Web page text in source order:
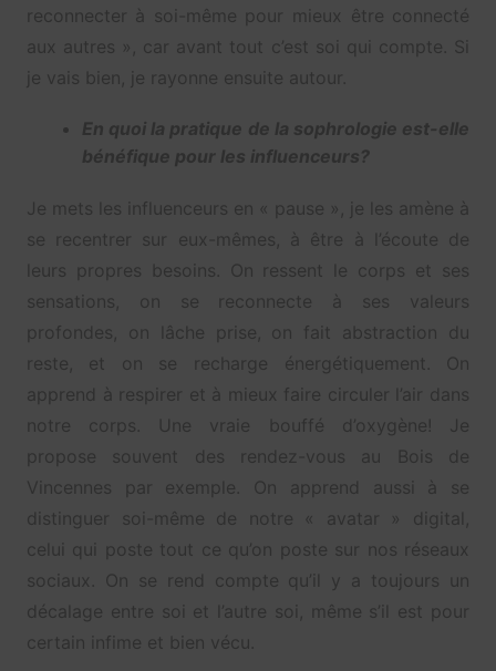
reconnecter à soi-même pour mieux être connecté
aux autres », car avant tout c’est soi qui compte. Si
je vais bien, je rayonne ensuite autour.
En quoi la pratique de la sophrologie est-elle
bénéfique pour les influenceurs?
Je mets les influenceurs en « pause », je les amène à
se recentrer sur eux-mêmes, à être à l’écoute de
leurs propres besoins. On ressent le corps et ses
sensations, on se reconnecte à ses valeurs
profondes, on lâche prise, on fait abstraction du
reste, et on se recharge énergétiquement. On
apprend à respirer et à mieux faire circuler l’air dans
notre corps. Une vraie bouffé d’oxygène! Je
propose souvent des rendez-vous au Bois de
Vincennes par exemple. On apprend aussi à se
distinguer soi-même de notre « avatar » digital,
celui qui poste tout ce qu’on poste sur nos réseaux
sociaux. On se rend compte qu’il y a toujours un
décalage entre soi et l’autre soi, même s’il est pour
certain infime et bien vécu.